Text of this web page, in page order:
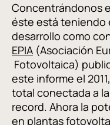
Concentrándonos
éste está teniendo
desarrollo como
EPIA (Asociación
Fotovoltaica)
este informe el
total conectada a
record. Ahora la
en plantas